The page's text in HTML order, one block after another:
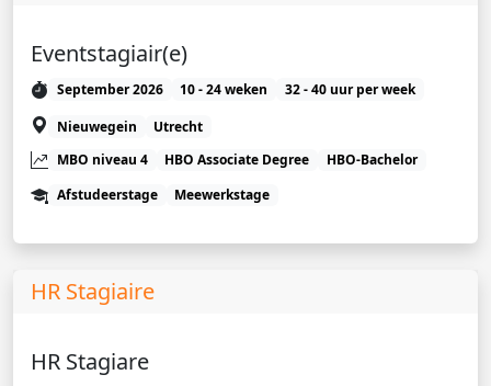
Eventstagiair(e)
September 2026 10 - 24 weken
32 - 40 uur per week
Nieuwegein
Utrecht
MBO niveau 4
HBO Associate Degree
HBO-Bachelor
Afstudeerstage
Meewerkstage
HR Stagiaire
HR Stagiare